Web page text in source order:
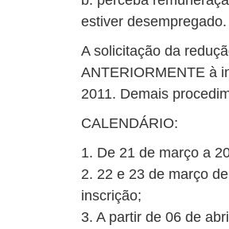
estiver desempregado.
A solicitação da
ANTERIORMENTE à
2011. Demais
CALENDÁRIO:
1. De 21 de março a
2. 22 e 23 de março
inscrição;
3. A partir de 06 de